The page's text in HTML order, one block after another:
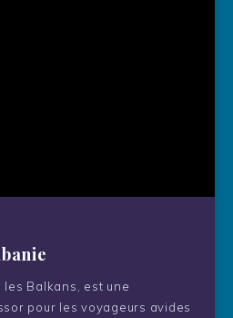
les Balkans, est une
pour les voyageurs avides